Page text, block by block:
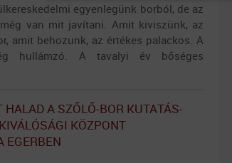
egyenlegünk borból, de az
van mit javítani. Amit kiviszünk, az
amit behozunk, az értékes palackos. A
hullámzó. A tavalyi év bőséges
HALAD A SZŐLŐ-BOR KUTATÁS-
KÖZPONT
EGERBEN